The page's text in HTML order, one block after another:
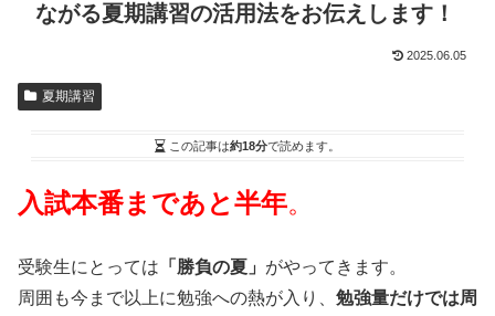
ながる夏期講習の活用法をお伝えします！
2025.06.05
夏期講習
この記事は約18分で読めます。
入試本番まであと半年。
受験生にとっては 「勝負の夏」 がやってきます。
周囲も今まで以上に勉強への熱が入り、 勉強量だけでは周